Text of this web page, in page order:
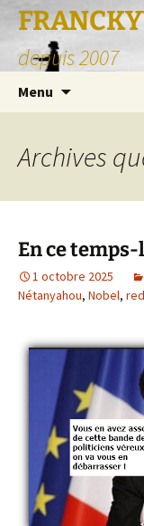
depuis 2007
Menu
Archives
En ce
1 octobre 2025
Nétanyahou, Nobel,